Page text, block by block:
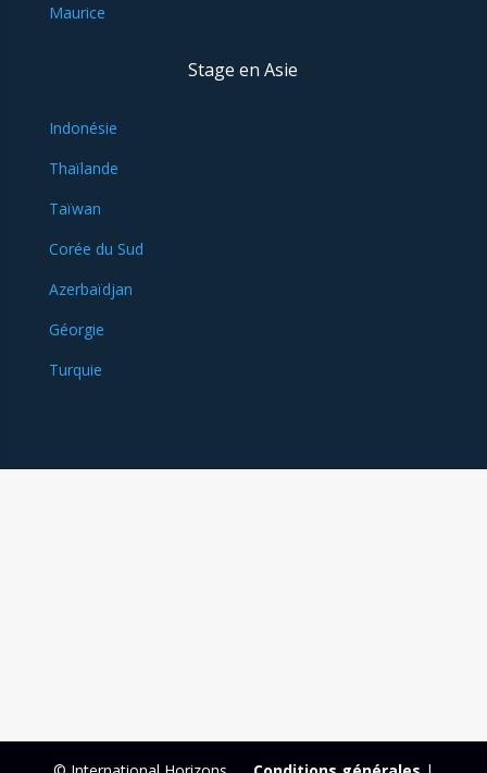
Maurice
Stage en Asie
Indonésie
Thaïlande
Taïwan
Corée du Sud
Azerbaïdjan
Géorgie
Turquie